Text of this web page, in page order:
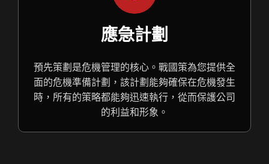
應急計劃
預先策劃是危機管理的核心。戰國策為您提供全
面的危機準備計劃，該計劃能夠確保在危機發生
時，所有的策略都能夠迅速執行，從而保護公司
的利益和形象。